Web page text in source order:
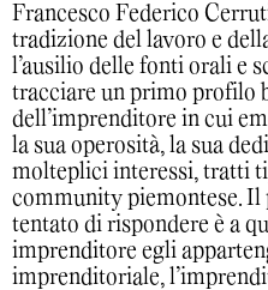
Francesco Federico
tradizione del lavoro e
l’ausilio delle fonti orali e
tracciare un primo profilo
dell’imprenditore in cui
la sua operosità, la sua
molteplici interessi, tratti
community piemontese.
tentato di rispondere è a
imprenditore egli
imprenditoriale,